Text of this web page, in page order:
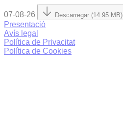
07-08-26 Descarregar (14.95 MB)
Presentació
Avís legal
Política de Privacitat
Política de Cookies